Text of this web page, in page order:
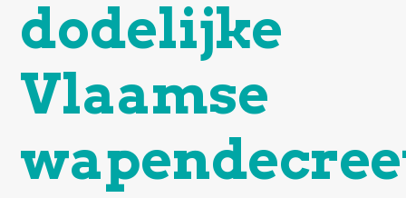
dodelijke
Vlaamse